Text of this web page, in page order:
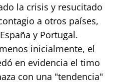
la crisis y resucitado
a otros países,
y Portugal.
inicialmente, el
en evidencia el timo
con una "tendencia"